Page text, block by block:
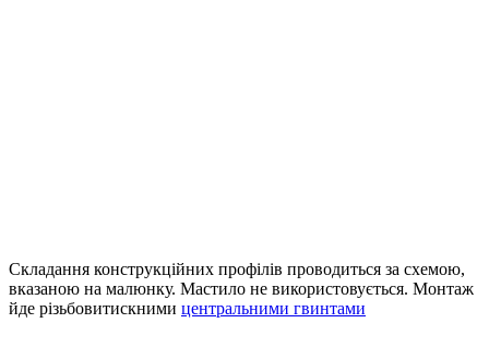
Складання конструкційних профілів проводиться за схемою,
вказаною на малюнку. Мастило не використовується. Монтаж
йде різьбовитискними центральними гвинтами